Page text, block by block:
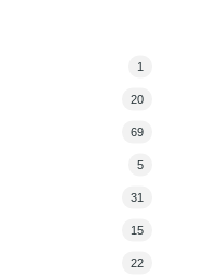
1
20
69
5
31
15
22